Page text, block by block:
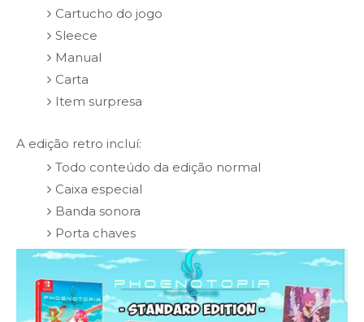
Cartucho do jogo
Sleece
Manual
Carta
Item surpresa
A edição retro incluí:
Todo conteúdo da edição normal
Caixa especial
Banda sonora
Porta chaves